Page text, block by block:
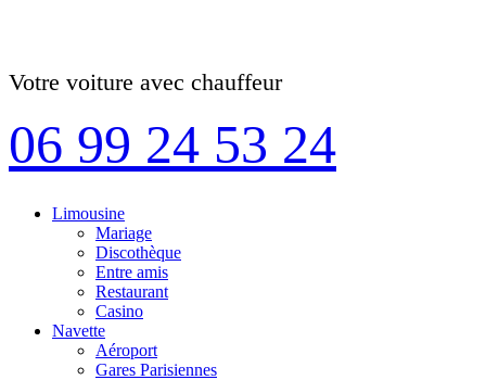
Votre voiture avec chauffeur
06 99 24 53 24
Limousine
Mariage
Discothèque
Entre amis
Restaurant
Casino
Navette
Aéroport
Gares Parisiennes